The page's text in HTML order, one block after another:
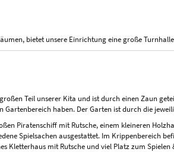
bietet unsere Einrichtung eine große
Teil unserer Kita und ist durch einen Zaun
Gartenbereich haben. Der Garten ist durch die
Piratenschiff mit Rutsche, einem kleineren
Spielsachen ausgestattet. Im Krippenbereich
Kletterhaus mit Rutsche und viel Platz zum Spielen